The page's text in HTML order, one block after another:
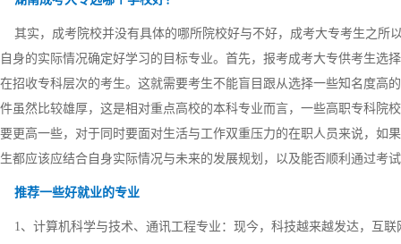
其实，成考院校并没有具体的哪所院校好与不好，成考大专考生之所
自身的实际情况确定好学习的目标专业。首先，报考成考大专供考生
在招收专科层次的考生。这就需要考生不能盲目跟从选择一些知名度高
件虽然比较雄厚，这是相对重点高校的本科专业而言，一些高职专科院
要更高一些，对于同时要面对生活与工作双重压力的在职人员来说，如
生都应该应结合自身实际情况与未来的发展规划，以及能否顺利通过考
推荐一些好就业的专业
1、计算机科学与技术、通讯工程专业：现今，科技越来越发达，互